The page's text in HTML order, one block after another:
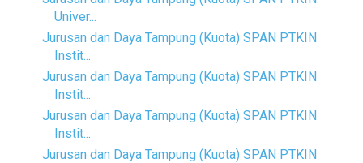
Univer...
Jurusan dan Daya Tampung (Kuota) SPAN PTKIN
Instit...
Jurusan dan Daya Tampung (Kuota) SPAN PTKIN
Instit...
Jurusan dan Daya Tampung (Kuota) SPAN PTKIN
Instit...
Jurusan dan Daya Tampung (Kuota) SPAN PTKIN